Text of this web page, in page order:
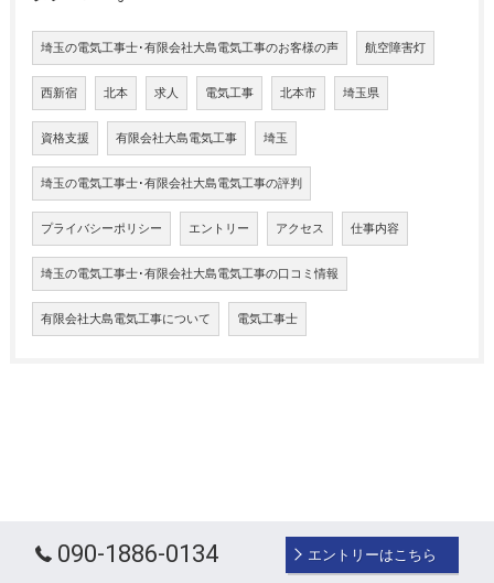
埼玉の電気工事士･有限会社大島電気工事のお客様の声 航空障害灯
西新宿 北本 求人 電気工事 北本市 埼玉県
資格支援 有限会社大島電気工事 埼玉
埼玉の電気工事士･有限会社大島電気工事の評判
プライバシーポリシー エントリー アクセス 仕事内容
埼玉の電気工事士･有限会社大島電気工事の口コミ情報
有限会社大島電気工事について 電気工事士
090-1886-0134 エントリーはこちら